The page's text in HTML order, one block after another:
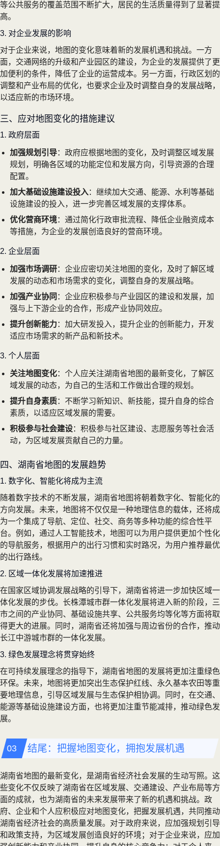
等公共服务的覆盖范围不断扩大，居民的生活质量得到了显著提
高。
3. 对企业发展的影响
对于企业来说，地图的变化意味着新的发展机遇和挑战。一方
面，交通网络的升级和产业园区的建设，为企业的发展提供了更
加便利的条件，降低了企业的运营成本。另一方面，行政区划的
调整和产业布局的优化，也要求企业及时调整自身的发展战略，
以适应新的市场环境。
三、应对地图变化的措施建议
1. 政府层面
加强规划引导：政府应根据地图的变化，及时调整区域发展
规划，明确各区域的功能定位和发展方向，引导资源的合理
配置。
加大基础设施建设投入：继续加大交通、能源、水利等基础
设施建设的投入，进一步完善区域发展的支撑体系。
优化营商环境：通过简化行政审批流程、降低企业融资成本
等措施，为企业的发展创造良好的营商环境。
2. 企业层面
加强市场调研：企业应密切关注地图的变化，及时了解区域
发展的动态和市场需求的变化，调整自身的发展战略。
加强产业协同 ：企业应积极参与产业园区的建设和发展，加
强与上下游企业的合作，形成产业协同效应。
提升创新能力：加大研发投入，提升企业的创新能力，开发
适应市场需求的新产品和新技术。
3. 个人层面
关注地图变化：个人应关注湖南省地图的最新变化，了解区
域发展的动态，为自己的生活和工作做出合理的规划。
提升自身素质：不断学习新知识、新技能，提升自身的综合
素质，以适应区域发展的需要。
积极参与社会建设：积极参与社区建设、志愿服务等社会活
动，为区域发展贡献自己的力量。
四、湖南省地图的发展趋势
1. 数字化、智能化将成为主流
随着数字技术的不断发展，湖南省地图将朝着数字化、智能化的
方向发展。未来，地图将不仅仅是一种地理信息的载体，还将成
为一个集成了导航、定位、社交、商务等多种功能的综合性平
台。例如，通过人工智能技术，地图可以为用户提供更加个性化
的导航服务，根据用户的出行习惯和实时路况，为用户推荐最优
的出行路线。
2. 区域一体化发展将加速推进
在国家区域协调发展战略的引导下，湖南省将进一步加快区域一
体化发展的步伐。长株潭城市群一体化发展将进入新的阶段，三
市之间的产业协同、基础设施共享、公共服务均等化等方面将取
得更大的进展。同时，湖南省还将加强与周边省份的合作，推动
长江中游城市群的一体化发展。
3. 绿色发展理念将贯穿始终
在可持续发展理念的指导下，湖南省地图的发展将更加注重绿色
环保。未来，地图将更加突出生态保护红线、永久基本农田等重
要地理信息，引导区域发展与生态保护相协调。同时，在交通、
能源等基础设施建设方面，也将更加注重节能减排，推动绿色发
展。
结尾：把握地图变化，拥抱发展机遇
湖南省地图的最新变化，是湖南省经济社会发展的生动写照。这
些变化不仅反映了湖南省在区域发展、交通建设、产业布局等方
面的成就，也为湖南省的未来发展带来了新的机遇和挑战。政
府、企业和个人应积极应对地图变化，把握发展机遇，共同推动
湖南省经济社会的高质量发展。对于政府来说，应加强规划引导
和政策支持，为区域发展创造良好的环境；对于企业来说，应加